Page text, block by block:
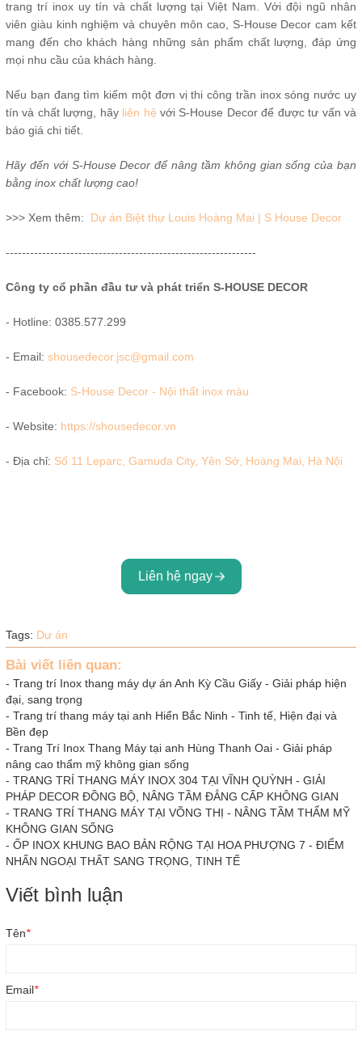
trang trí inox uy tín và chất lượng tại Việt Nam. Với đội ngũ nhân
viên giàu kinh nghiệm và chuyên môn cao, S-House Decor cam kết
mang đến cho khách hàng những sản phẩm chất lượng, đáp ứng
mọi nhu cầu của khách hàng.
Nếu bạn đang tìm kiếm một đơn vị thi công trần inox sóng nước uy
tín và chất lượng, hãy liên hệvới S-House Decor để được tư vấn và
báo giá chi tiết.
Hãy đến với S-House Decor để nâng tầm không gian sống của bạn
bằng inox chất lượng cao!
>>> Xem thêm: Dự án Biệt thự Louis Hoàng Mai | S House Decor
--------------------------------------------------------------
Công ty cổ phần đầu tư và phát triển S-HOUSE DECOR
- Hotline: 0385.577.299
- Email: shousedecor.jsc@gmail.com
- Facebook: S-House Decor - Nội thất inox màu
- Website: https://shousedecor.vn
- Địa chỉ: Số 11 Leparc, Gamuda City, Yên Sở, Hoàng Mai, Hà Nội
Liên hệ ngay
Tags: Dự án
Bài viết liên quan:
- Trang trí Inox thang máy dự án Anh Kỳ Cầu Giấy - Giải pháp hiện
đại, sang trọng
- Trang trí thang máy tại anh Hiển Bắc Ninh - Tinh tế, Hiện đại và
Bền đẹp
- Trang Trí Inox Thang Máy tại anh Hùng Thanh Oai - Giải pháp
nâng cao thẩm mỹ không gian sống
- TRANG TRÍ THANG MÁY INOX 304 TẠI VĨNH QUỲNH - GIẢI
PHÁP DECOR ĐỒNG BỘ, NÂNG TẦM ĐẲNG CẤP KHÔNG GIAN
- TRANG TRÍ THANG MÁY TẠI VÕNG THỊ - NÂNG TẦM THẨM MỸ
KHÔNG GIAN SỐNG
- ỐP INOX KHUNG BAO BẢN RỘNG TẠI HOA PHƯỢNG 7 - ĐIỂM
NHẤN NGOẠI THẤT SANG TRỌNG, TINH TẾ
Viết bình luận
Tên*
Email*